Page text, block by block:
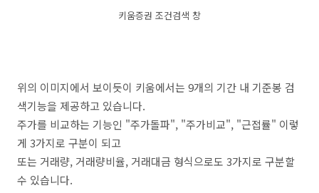
키움증권 조건검색 창
위의 이미지에서 보이듯이 키움에서는 9개의 기간 내 기준봉 검
색기능을 제공하고 있습니다.
주가를 비교하는 기능인 "주가돌파", "주가비교", "근접률" 이렇
게 3가지로 구분이 되고
또는 거래량, 거래량비율, 거래대금 형식으로도 3가지로 구분할
수 있습니다.